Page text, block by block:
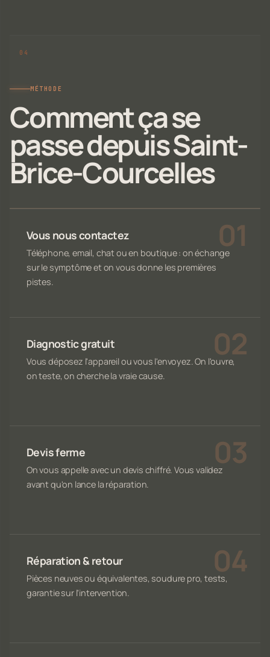
MÉTHODE
Comment ça se
passe depuis Saint-
Brice-Courcelles
Vous nous contactez
Téléphone, email, chat ou en boutique : on échange
sur le symptôme et on vous donne les premières
pistes.
Diagnostic gratuit
Vous déposez l'appareil ou vous l'envoyez. On l'ouvre,
on teste, on cherche la vraie cause.
Devis ferme
On vous appelle avec un devis chiffré. Vous validez
avant qu'on lance la réparation.
Réparation & retour
Pièces neuves ou équivalentes, soudure pro, tests,
garantie sur l'intervention.